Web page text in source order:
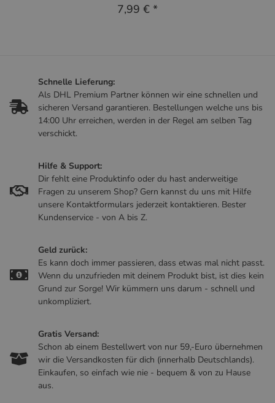
7,99 € *
Schnelle Lieferung:
Als DHL Premium Partner können wir eine schnellen und
sicheren Versand garantieren. Bestellungen welche uns bis
14:00 Uhr erreichen, werden in der Regel am selben Tag
verschickt.
Hilfe & Support:
Dir fehlt eine Produktinfo oder du hast anderweitige
Fragen zu unserem Shop? Gern kannst du uns mit Hilfe
unsere Kontaktformulars jederzeit kontaktieren. Bester
Kundenservice - von A bis Z.
Geld zurück:
Es kann doch immer passieren, dass etwas mal nicht passt.
Wenn du unzufrieden mit deinem Produkt bist, ist dies kein
Grund zur Sorge! Wir kümmern uns darum - schnell und
unkompliziert.
Gratis Versand:
Schon ab einem Bestellwert von nur 59,-Euro übernehmen
wir die Versandkosten für dich (innerhalb Deutschlands).
Einkaufen, so einfach wie nie - bequem & von zu Hause
aus.